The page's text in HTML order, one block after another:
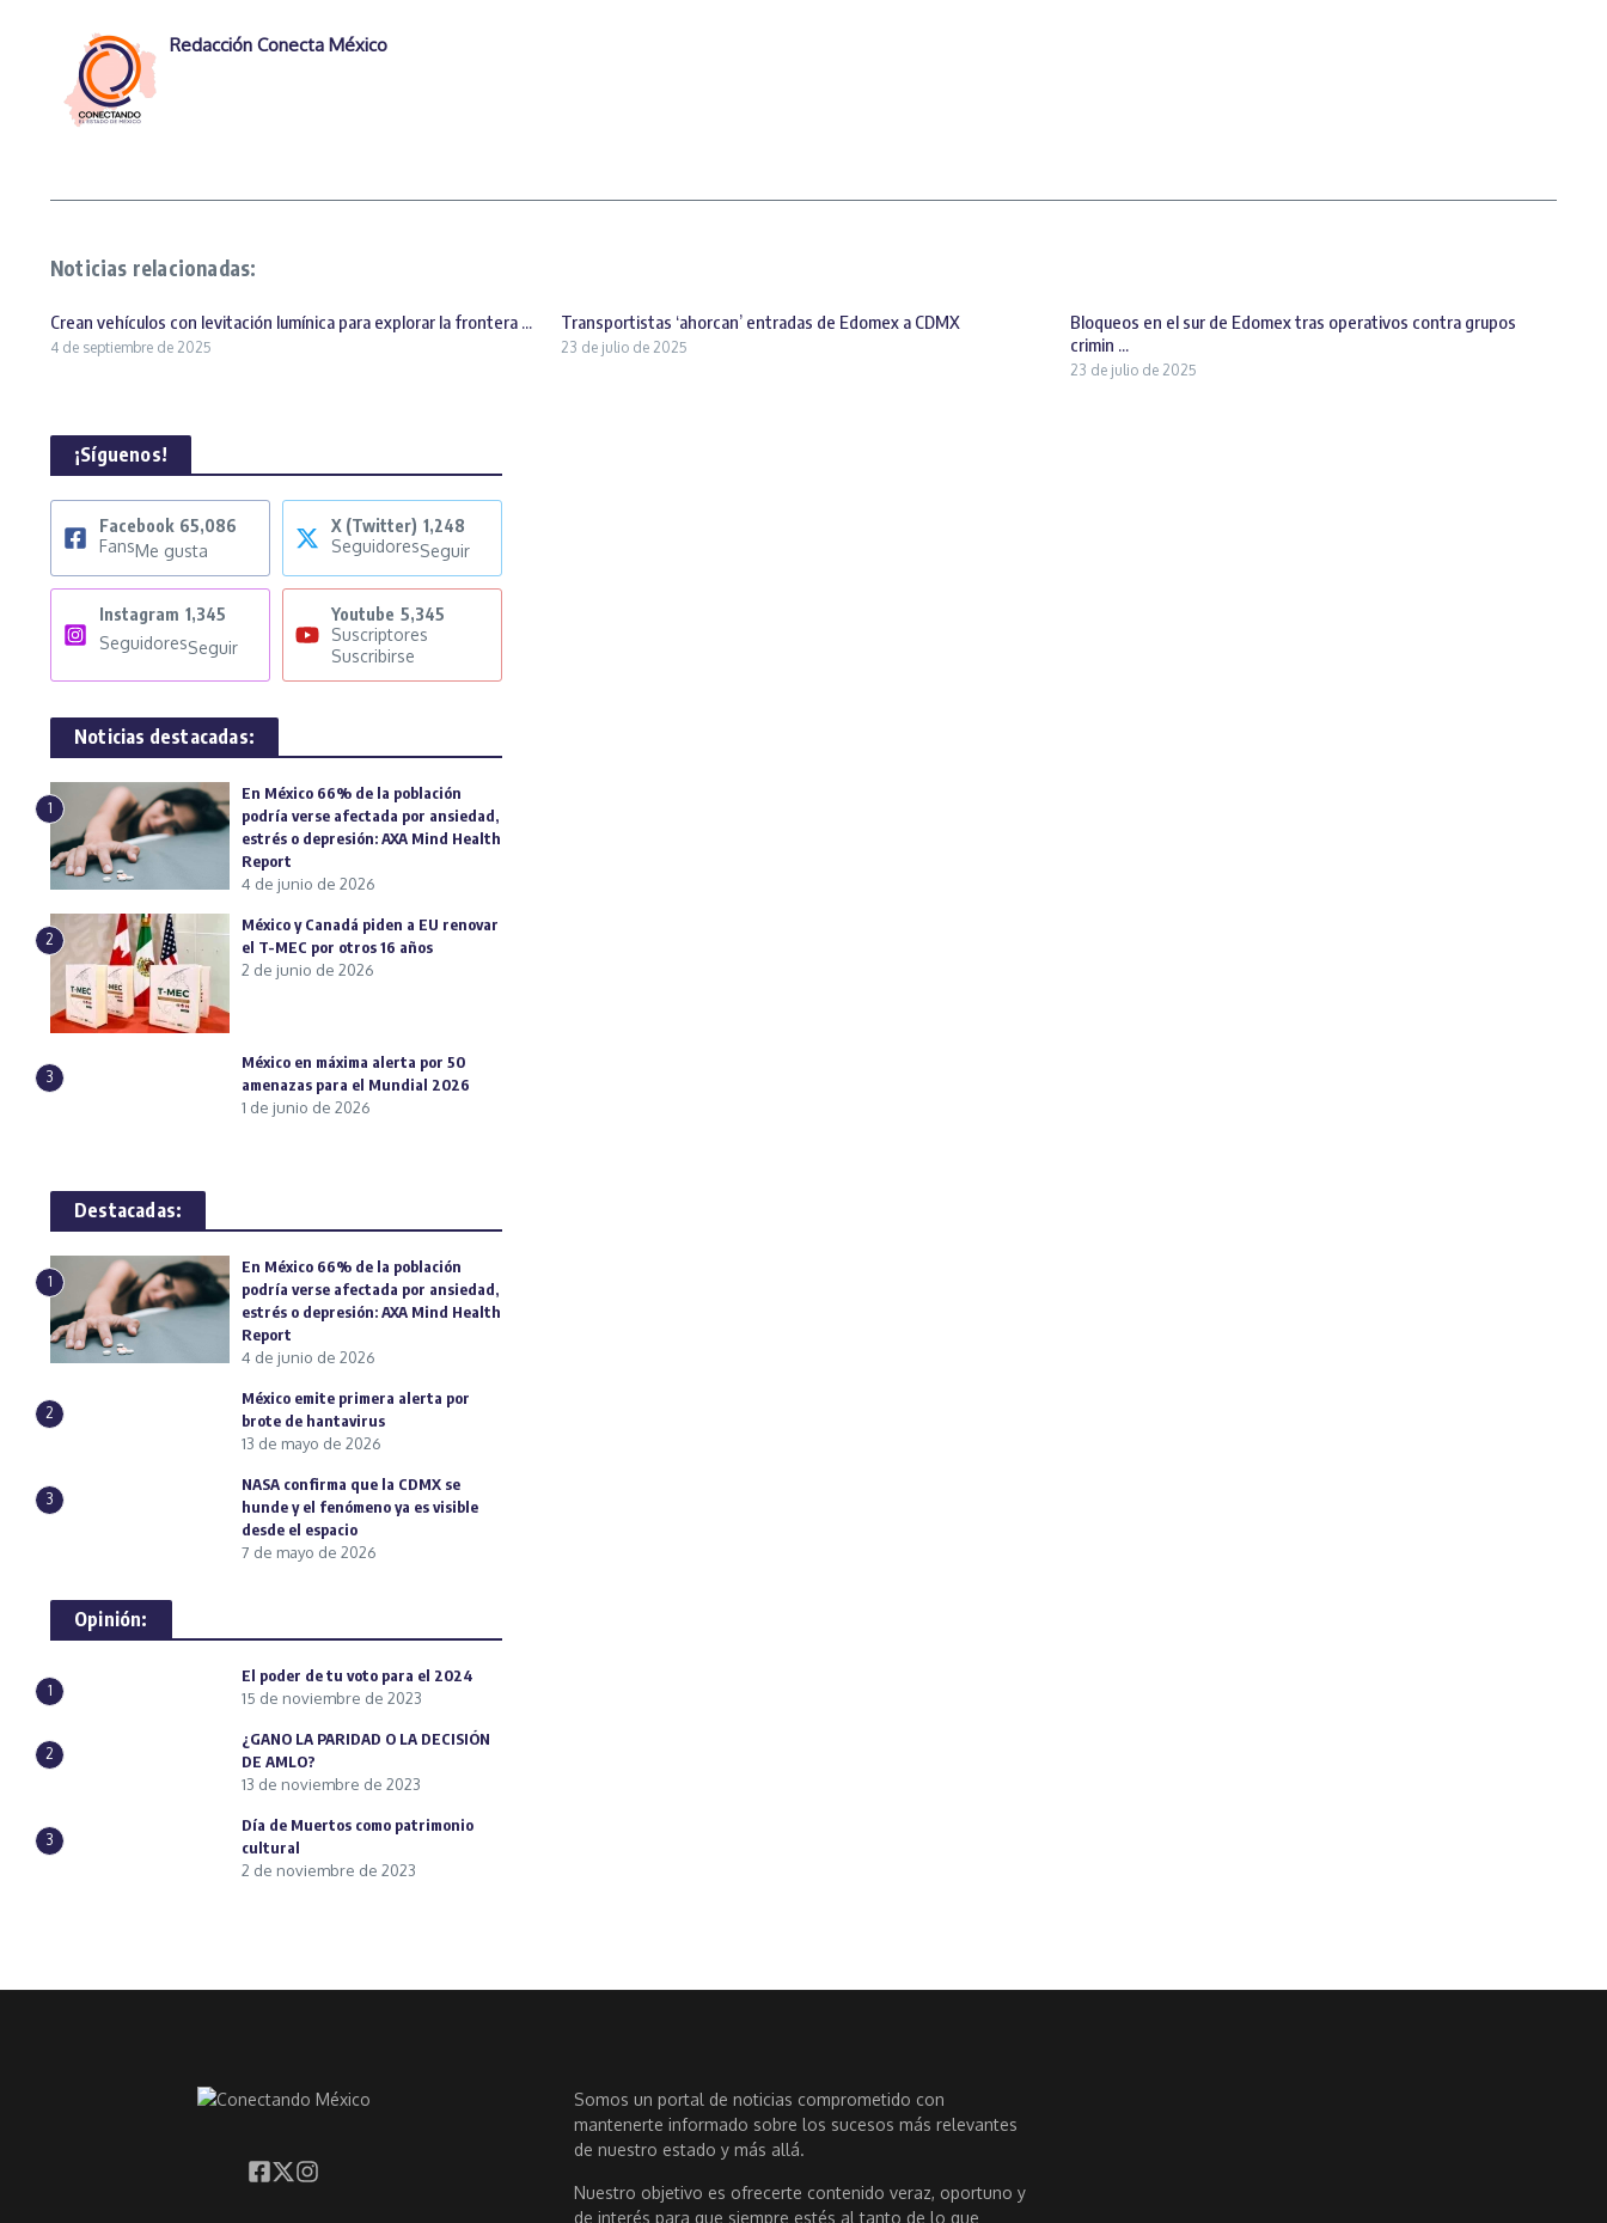
Redacción Conecta México
Noticias relacionadas:
Crean vehículos con levitación lumínica para explorar la frontera ...
4 de septiembre de 2025
Transportistas ‘ahorcan’ entradas de Edomex a CDMX
23 de julio de 2025
Bloqueos en el sur de Edomex tras operativos contra grupos
crimin ...
23 de julio de 2025
¡Síguenos!
Facebook 65,086
FansMe gusta
X (Twitter) 1,248
SeguidoresSeguir
Instagram 1,345
SeguidoresSeguir
Youtube 5,345
Suscriptores
Suscribirse
Noticias destacadas:
1
En México 66% de la población
podría verse afectada por ansiedad,
estrés o depresión: AXA Mind Health
Report
4 de junio de 2026
2
México y Canadá piden a EU renovar
el T-MEC por otros 16 años
2 de junio de 2026
3
México en máxima alerta por 50
amenazas para el Mundial 2026
1 de junio de 2026
Destacadas:
1
En México 66% de la población
podría verse afectada por ansiedad,
estrés o depresión: AXA Mind Health
Report
4 de junio de 2026
2
México emite primera alerta por
brote de hantavirus
13 de mayo de 2026
3
NASA confirma que la CDMX se
hunde y el fenómeno ya es visible
desde el espacio
7 de mayo de 2026
Opinión:
1
El poder de tu voto para el 2024
15 de noviembre de 2023
2
¿GANO LA PARIDAD O LA DECISIÓN
DE AMLO?
13 de noviembre de 2023
3
Día de Muertos como patrimonio
cultural
2 de noviembre de 2023
Somos un portal de noticias comprometido con
mantenerte informado sobre los sucesos más relevantes
de nuestro estado y más allá.
Nuestro objetivo es ofrecerte contenido veraz, oportuno y
de interés para que siempre estés al tanto de lo que